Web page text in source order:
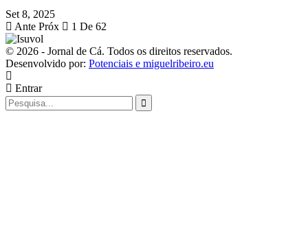
Set 8, 2025
Ante Próx 1 De 62
© 2026 - Jornal de Cá. Todos os direitos reservados.
Desenvolvido por: Potenciais e miguelribeiro.eu
Entrar